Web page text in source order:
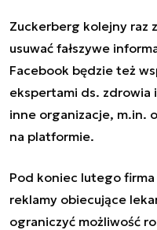
Zuckerberg kolejny raz
usuwać fałszywe
Facebook będzie też
ekspertami ds. zdrowia
inne organizacje, m.in.
na platformie.
Pod koniec lutego firma
reklamy obiecujące
ograniczyć możliwość